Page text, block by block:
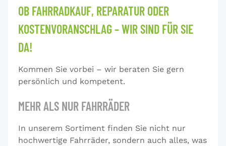
OB FAHRRADKAUF, REPARATUR ODER
KOSTENVORANSCHLAG – WIR SIND FÜR SIE
DA!
Kommen Sie vorbei – wir beraten Sie gern
persönlich und kompetent.
MEHR ALS NUR FAHRRÄDER
In unserem Sortiment finden Sie nicht nur
hochwertige Fahrräder, sondern auch alles, was